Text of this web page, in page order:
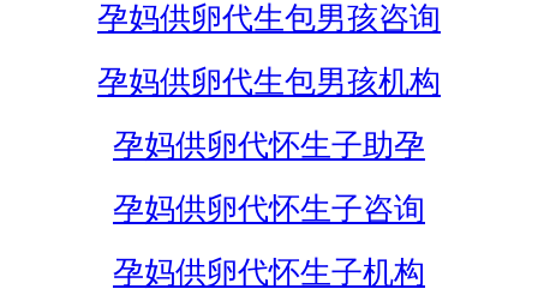
孕妈供卵代生包男孩咨询
孕妈供卵代生包男孩机构
孕妈供卵代怀生子助孕
孕妈供卵代怀生子咨询
孕妈供卵代怀生子机构